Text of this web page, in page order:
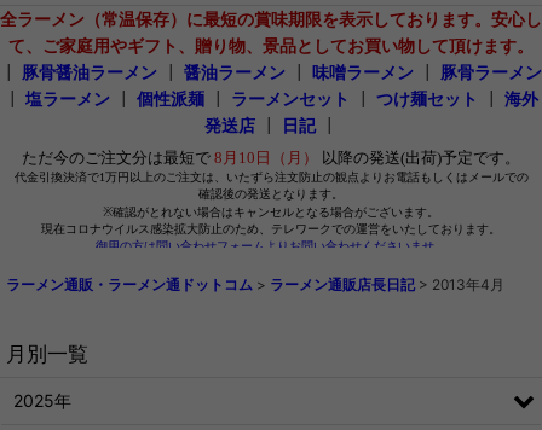
全ラーメン（常温保存）に最短の賞味期限を表示しております。安心し
て、ご家庭用やギフト、贈り物、景品としてお買い物して頂けます。
豚骨醤油ラーメン 醤油ラーメン 味噌ラーメン
豚骨ラーメン
塩ラーメン 個性派麺 ラーメンセット つけ麺セット
海外
発送店
日記┃
ラーメン通販・ラーメン通ドットコム > ラーメン通販店長日記 > 2013年4月
月別一覧
2025年